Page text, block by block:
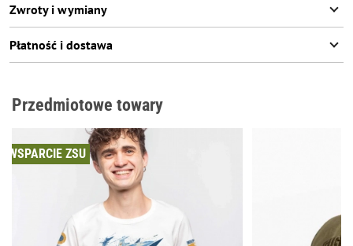
Zwroty i wymiany
Płatność i dostawa
Przedmiotowe towary
WSPARCIE ZSU